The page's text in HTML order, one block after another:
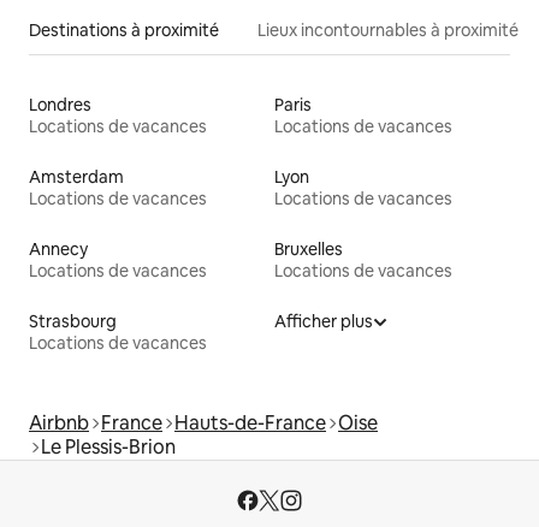
Destinations à proximité Lieux incontournables à proximité
Londres
Locations de vacances
Paris
Locations de vacances
Amsterdam
Locations de vacances
Lyon
Locations de vacances
Annecy
Locations de vacances
Bruxelles
Locations de vacances
Strasbourg
Locations de vacances
Afficher plus
Airbnb France Hauts-de-France Oise
Le Plessis-Brion